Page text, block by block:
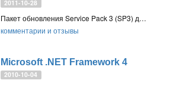
2011-10-28
Пакет обновления Service Pack 3 (SP3) для набора приложений выпуска 2007 системы Microsoft Office
комментарии и отзывы
Microsoft .NET Framework 4
2010-10-04